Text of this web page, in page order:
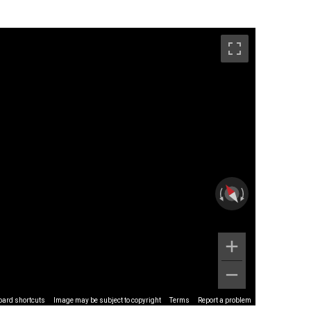
shortcuts Image may be subject to copyright Terms Report a problem